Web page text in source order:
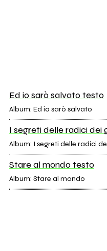
Ed io sarò salvato testo
Album: Ed io sarò salvato
I segreti delle radici dei
Album: I segreti delle radici
Stare al mondo testo
Album: Stare al mondo